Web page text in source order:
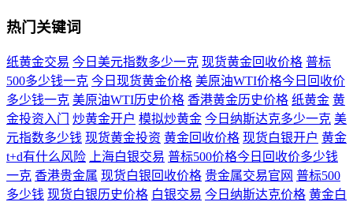
热门关键词
纸黄金交易 今日美元指数多少一克 现货黄金回收价格 普标
500多少钱一克 今日现货黄金价格 美原油WTI价格今日回收价
多少钱一克 美原油WTI历史价格 香港黄金历史价格 纸黄金 黄
金投资入门
炒黄金开户 模拟炒黄金 今日纳斯达克多少一克 美
元指数多少钱 现货黄金投资 黄金回收价格 现货白银开户 黄金
t+d有什么风险
上海白银交易 普标500价格今日回收价多少钱
一克 香港贵金属 现货白银回收价格 贵金属交易官网 普标500
多少钱 现货白银历史价格 白银交易 今日纳斯达克价格 黄金白